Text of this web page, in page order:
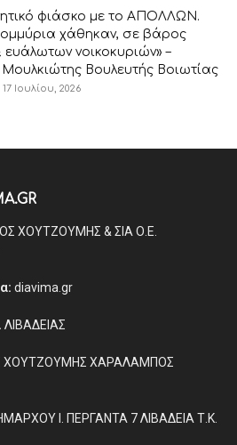
φιάσκο με το ΑΠΟΛΛΩΝ.
χάθηκαν, σε βάρος
νοικοκυριών» –
Μουλκιώτης Βουλευτής Βοιωτίας
17 Ιουλίου, 2026
ΧΟΥΤΖΟΥΜΗΣ & ΣΙΑ Ο.Ε.
diavima.gr
ΛΙΒΑΔΕΙΑΣ
ΧΟΥΤΖΟΥΜΗΣ ΧΑΡΑΛΑΜΠΟΣ
Ι. ΠΕΡΓΑΝΤΑ 7 ΛΙΒΑΔΕΙΑ Τ.Κ.